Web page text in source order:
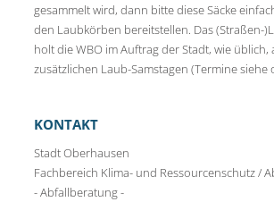
gesammelt wird, dann bitte diese Säcke
den Laubkörben bereitstellen. Das (Straßen-
holt die WBO im Auftrag der Stadt, wie üblich,
zusätzlichen Laub-Samstagen (Termine siehe
KONTAKT
Stadt Oberhausen
Fachbereich Klima- und Ressourcenschutz /
- Abfallberatung -